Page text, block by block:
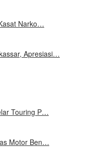
Narko…
Apresiasi…
Touring P…
Motor Ben…